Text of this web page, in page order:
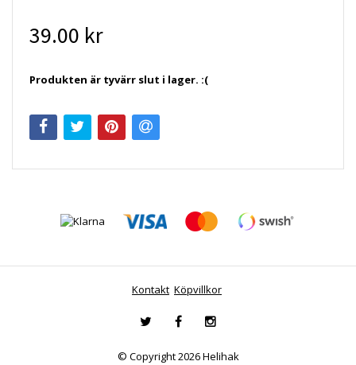
39.00 kr
Produkten är tyvärr slut i lager. :(
Kontakt Köpvillkor
© Copyright 2026 Helihak